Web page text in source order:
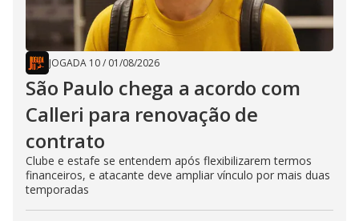
JOGADA 10/ 01/08/2026
São Paulo chega a acordo com
Calleri para renovação de
contrato
Clube e estafe se entendem após flexibilizarem termos
financeiros, e atacante deve ampliar vínculo por mais duas
temporadas